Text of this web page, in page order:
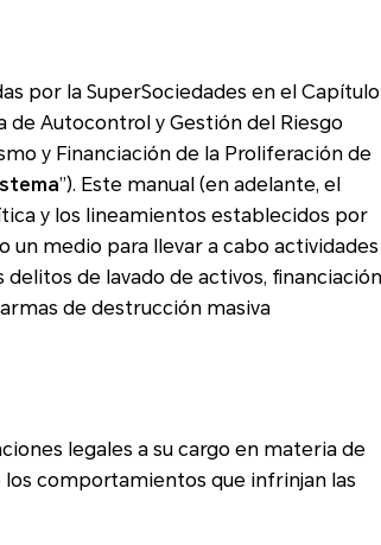
por la SuperSociedades en el Capítulo
”). Este manual (en adelante, el
activos, financiación
de destrucción masiva
cargo en materia de
las